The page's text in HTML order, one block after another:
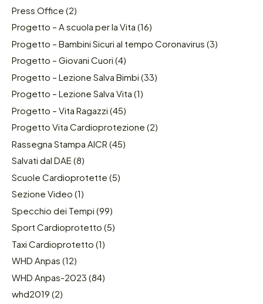
Press Office (2)
Progetto – A scuola per la Vita (16)
Progetto – Bambini Sicuri al tempo Coronavirus (3)
Progetto – Giovani Cuori (4)
Progetto – Lezione Salva Bimbi (33)
Progetto – Lezione Salva Vita (1)
Progetto – Vita Ragazzi (45)
Progetto Vita Cardioprotezione (2)
Rassegna Stampa AICR (45)
Salvati dal DAE (8)
Scuole Cardioprotette (5)
Sezione Video (1)
Specchio dei Tempi (99)
Sport Cardioprotetto (5)
Taxi Cardioprotetto (1)
WHD Anpas (12)
WHD Anpas-2023 (84)
whd2019 (2)